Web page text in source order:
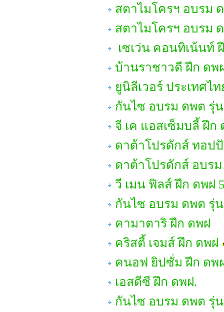
สตาไมโครฯ อบรม
สตาไมโครฯ อบรม
เซเว่น คอนทิเน้นท์
บ้านราชาวดี ฝึก ดพ
ยูนิลีเวอร์ ประเทศไ
กันไซ อบรม ดพต รุ่
จี เค แอสเซ็มบลี้ ฝึก
ดาต้าโปรดักส์ ทอป
ดาต้าโปรดักส์ อบร
วี เมน ฟิลส์ ฝึก ดพฝ
กันไซ อบรม ดพต รุ่
คามาตาริ ฝึก ดพฝ
คริสตี้ เจมส์ ฝึก ดพฝ
คนอฟ ยิปซั่ม ฝึก ดพ
เอสดีซี ฝึก ดพฝ.
กันไซ อบรม ดพต รุ่